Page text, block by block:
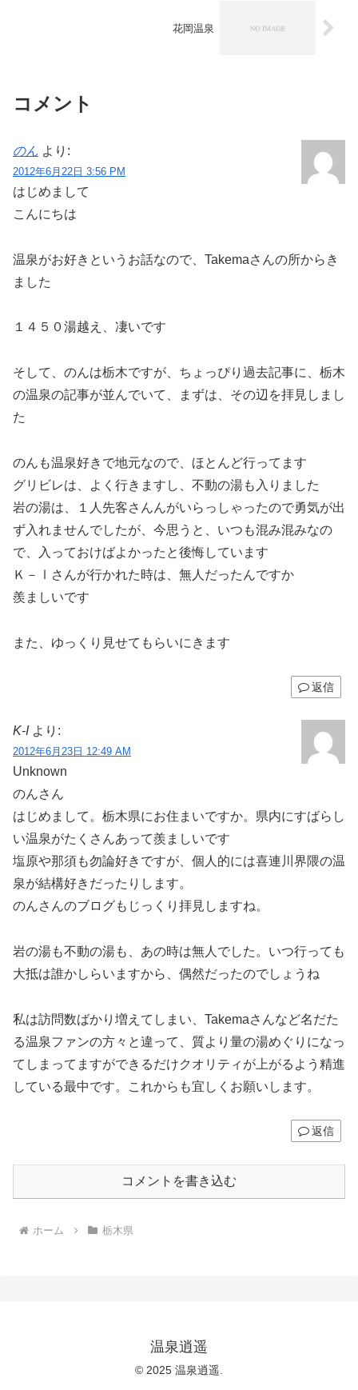
花岡温泉
コメント
のん より:
2012年6月22日 3:56 PM
はじめまして
こんにちは
温泉がお好きというお話なので、Takemaさんの所からき
ました
１４５０湯越え、凄いです
そして、のんは栃木ですが、ちょっぴり過去記事に、栃木
の温泉の記事が並んでいて、まずは、その辺を拝見しまし
た
のんも温泉好きで地元なので、ほとんど行ってます
グリビレは、よく行きますし、不動の湯も入りました
岩の湯は、１人先客さんんがいらっしゃったので勇気が出
ず入れませんでしたが、今思うと、いつも混み混みなの
で、入っておけばよかったと後悔しています
Ｋ－Ⅰさんが行かれた時は、無人だったんですか
羨ましいです
また、ゆっくり見せてもらいにきます
返信
K-I より:
2012年6月23日 12:49 AM
Unknown
のんさん
はじめまして。栃木県にお住まいですか。県内にすばらし
い温泉がたくさんあって羨ましいです
塩原や那須も勿論好きですが、個人的には喜連川界隈の温
泉が結構好きだったりします。
のんさんのブログもじっくり拝見しますね。
岩の湯も不動の湯も、あの時は無人でした。いつ行っても
大抵は誰かしらいますから、偶然だったのでしょうね
私は訪問数ばかり増えてしまい、Takemaさんなど名だた
る温泉ファンの方々と違って、質より量の湯めぐりになっ
てしまってますができるだけクオリティが上がるよう精進
している最中です。これからも宜しくお願いします。
返信
コメントを書き込む
ホーム 栃木県
温泉逍遥
© 2025 温泉逍遥.